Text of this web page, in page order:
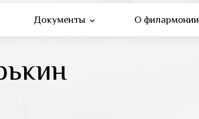
Документы О филармонии